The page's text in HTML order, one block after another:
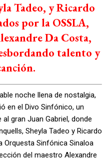
Tadeo, y Ricardo
por la OSSLA,
Da Costa,
talento y
noche llena de nostalgia,
en el Divo Sinfónico, un
gran Juan Gabriel, donde
Sheyla Tadeo y Ricardo
Orquesta Sinfónica Sinaloa
del maestro Alexandre